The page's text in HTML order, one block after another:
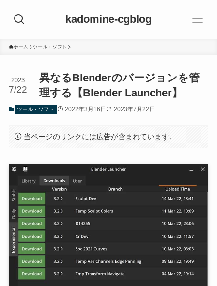
kadomine-cgblog
ホーム ツール・ソフト
異なるBlenderのバージョンを管
理する【Blender Launcher】
2023
7/22
ツール・ソフト 2022年3月16日 2023年7月22日
当ページのリンクには広告が含まれています。